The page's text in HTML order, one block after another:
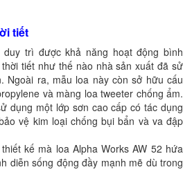
tiết
trì được khả năng hoạt động bình
tiết như thế nào nhà sản xuất đã sử
Ngoài ra, mẫu loa này còn sở hữu cấu
và màng loa tweeter chống ẩm.
dụng một lớp sơn cao cấp có tác dụng
vệ kim loại chống bụi bẩn và va đập
kế mà loa Alpha Works AW 52 hứa
diễn sống động đầy mạnh mẽ dù trong